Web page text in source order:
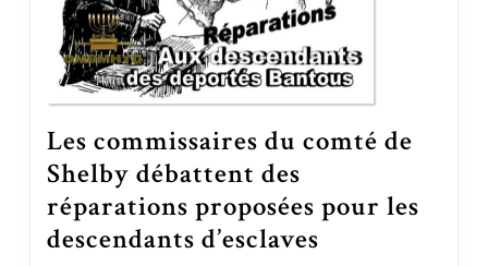
Les commissaires du comté de
Shelby débattent des
réparations proposées pour les
descendants d’esclaves